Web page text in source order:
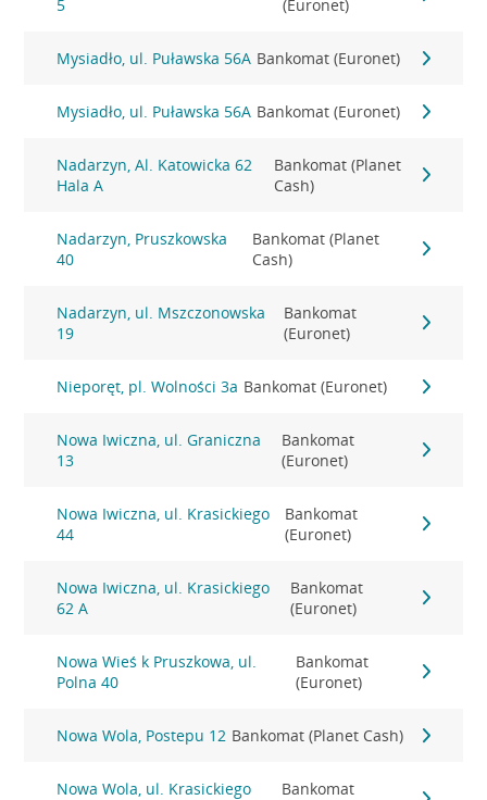
5
(Euronet)
Mysiadło, ul. Puławska 56A Bankomat (Euronet)
Mysiadło, ul. Puławska 56A Bankomat (Euronet)
Nadarzyn, Al. Katowicka 62
Hala A
Bankomat (Planet
Cash)
Nadarzyn, Pruszkowska
40
Bankomat (Planet
Cash)
Nadarzyn, ul. Mszczonowska
19
Bankomat
(Euronet)
Nieporęt, pl. Wolności 3a Bankomat (Euronet)
Nowa Iwiczna, ul. Graniczna
13
Bankomat
(Euronet)
Nowa Iwiczna, ul. Krasickiego
44
Bankomat
(Euronet)
Nowa Iwiczna, ul. Krasickiego
62 A
Bankomat
(Euronet)
Nowa Wieś k Pruszkowa, ul.
Polna 40
Bankomat
(Euronet)
Nowa Wola, Postepu 12 Bankomat (Planet Cash)
Nowa Wola, ul. Krasickiego
Bankomat